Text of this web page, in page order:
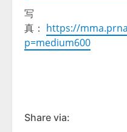
写
真： https://
p=medium600
Share via: